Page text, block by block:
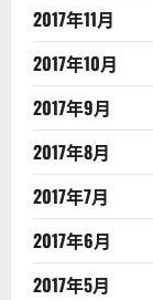
2017年11月
2017年10月
2017年9月
2017年8月
2017年7月
2017年6月
2017年5月